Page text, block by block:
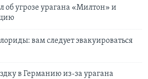
об угрозе урагана «Милтон» и
вам следует эвакуироваться
в Германию из-за урагана